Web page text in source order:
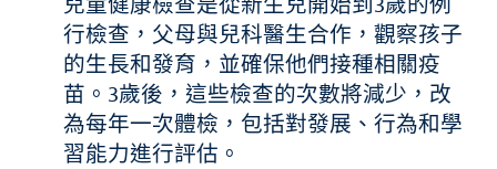
行檢查，父母與兒科醫生合作，觀察孩子
的生長和發育，並確保他們接種相關疫
苗。3歲後，這些檢查的次數將減少，改
為每年一次體檢，包括對發展、行為和學
習能力進行評估。